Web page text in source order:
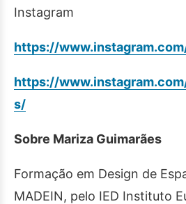
Instagram
https://
https://
s/
Sobre Mariza Guimarães
Formação em Design de
MADEIN, pelo IED Instituto